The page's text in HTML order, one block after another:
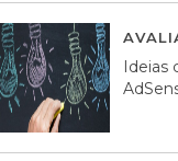
Ideias